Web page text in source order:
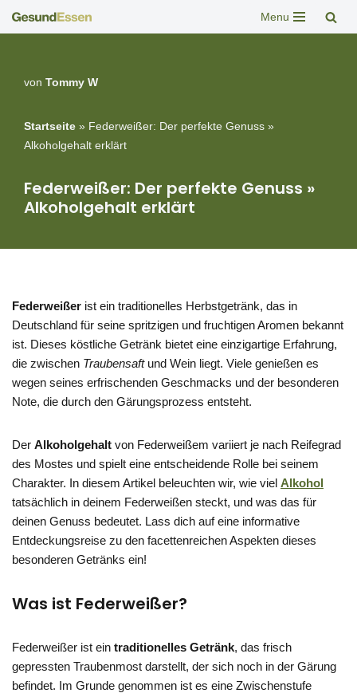
springen
Menu
von Tommy W
Startseite » Federweißer: Der perfekte Genuss »
Alkoholgehalt erklärt
Federweißer: Der perfekte Genuss »
Alkoholgehalt erklärt
Federweißer ist ein traditionelles Herbstgetränk, das in
Deutschland für seine spritzigen und fruchtigen Aromen bekannt
ist. Dieses köstliche Getränk bietet eine einzigartige Erfahrung,
die zwischen Traubensaftund Wein liegt. Viele genießen es
wegen seines erfrischenden Geschmacks und der besonderen
Note, die durch den Gärungsprozess entsteht.
Der Alkoholgehalt von Federweißem variiert je nach Reifegrad
des Mostes und spielt eine entscheidende Rolle bei seinem
Charakter. In diesem Artikel beleuchten wir, wie viel Alkohol
tatsächlich in deinem Federweißen steckt, und was das für
deinen Genuss bedeutet. Lass dich auf eine informative
Entdeckungsreise zu den facettenreichen Aspekten dieses
besonderen Getränks ein!
Was ist Federweißer?
Federweißer ist ein traditionelles Getränk, das frisch
gepressten Traubenmost darstellt, der sich noch in der Gärung
befindet. Im Grunde genommen ist es eine Zwischenstufe